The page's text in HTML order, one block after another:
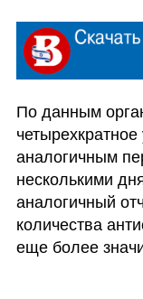
По данным
аналогичным
несколькими
аналогичный
количества
еще более